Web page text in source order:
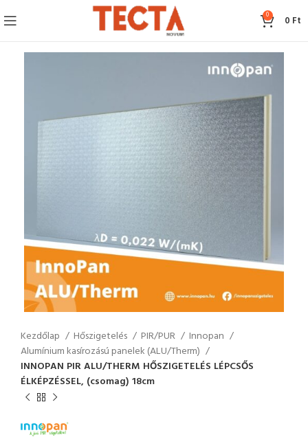
0 0 Ft
Kezdőlap Hőszigetelés PIR/PUR
Innopan
Alumínium kasírozású panelek (ALU/Therm)
INNOPAN PIR ALU/THERM HŐSZIGETELÉS LÉPCSŐS
ÉLKÉPZÉSSEL, (csomag) 18cm